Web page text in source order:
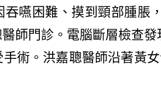
嚥困難、摸到頸部腫脹
師門診。電腦斷層檢查
術。洪嘉聰醫師沿著黃